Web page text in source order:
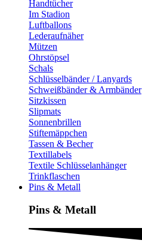
Handtücher
Im Stadion
Luftballons
Lederaufnäher
Mützen
Ohrstöpsel
Schals
Schlüsselbänder / Lanyards
Schweißbänder & Armbänder
Sitzkissen
Slipmats
Sonnenbrillen
Stiftemäppchen
Tassen & Becher
Textillabels
Textile Schlüsselanhänger
Trinkflaschen
Pins & Metall
Pins & Metall​